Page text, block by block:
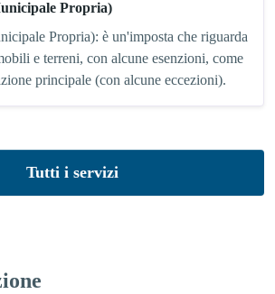
Propria)
Propria): è un'imposta che riguarda
e terreni, con alcune esenzioni, come
principale (con alcune eccezioni).
Tutti i servizi